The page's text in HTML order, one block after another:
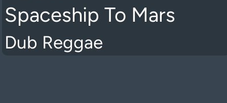
Spaceship To Mars
Dub Reggae